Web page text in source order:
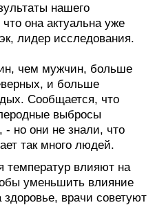
нашего
она актуальна уже
лидер исследования.
чем мужчин, больше
и больше
Сообщается, что
выбросы
но они не знали, что
так много людей.
влияют на
уменьшить влияние
здоровье, врачи советуют